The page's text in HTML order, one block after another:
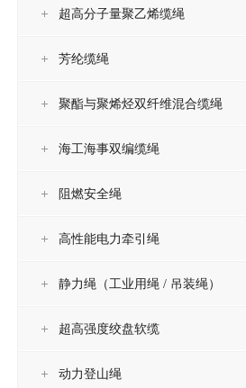
超高分子量聚乙烯缆绳
芳纶缆绳
聚酯与聚烯烃双纤维混合缆绳
海工海事双编缆绳
阻燃安全绳
高性能电力牵引绳
静力绳（工业用绳 / 吊装绳）
超高强度绞盘软缆
动力登山绳